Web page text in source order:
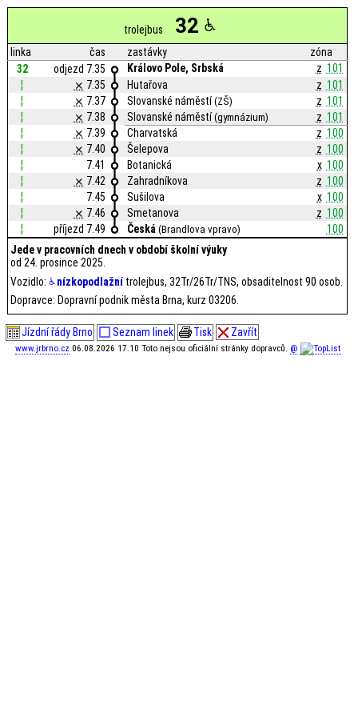
trolejbus 32
linka čas zastávky
zóna
32
odjezd 7.35 Královo Pole, Srbská z 101
¦
⨯ 7.35 Hutařova z 101
¦
⨯ 7.37 Slovanské náměstí(ZŠ) z 101
¦
⨯ 7.38 Slovanské náměstí(gymnázium) z 101
¦
⨯ 7.39 Charvatská z 100
¦
⨯ 7.40 Šelepova z 100
¦
7.41 Botanická x 100
¦
⨯ 7.42 Zahradníkova z 100
¦
7.45 Sušilova x 100
¦
⨯ 7.46 Smetanova z 100
¦
příjezd 7.49 Česká (Brandlova vpravo)
100
Jede v pracovních dnech v období školní výuky
od 24. prosince 2025.
Vozidlo: nízkopodlažnítrolejbus, 32Tr/26Tr/TNS, obsaditelnost 90 osob.
Dopravce: Dopravní podnik města Brna, kurz 03206.
Jízdní řády Brno Seznam linek Tisk Zavřít
www.jrbrno.cz 06.08.2026 17.10 Toto nejsou oficiální stránky dopravců. @